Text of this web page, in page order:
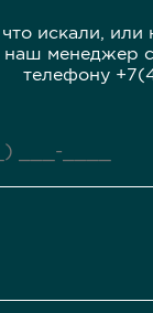
искали, или
менеджер
телефону